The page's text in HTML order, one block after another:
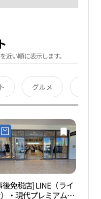
近い順に表示します。
グルメ
後免税店] LINE（ライ
・現代プレミアムア